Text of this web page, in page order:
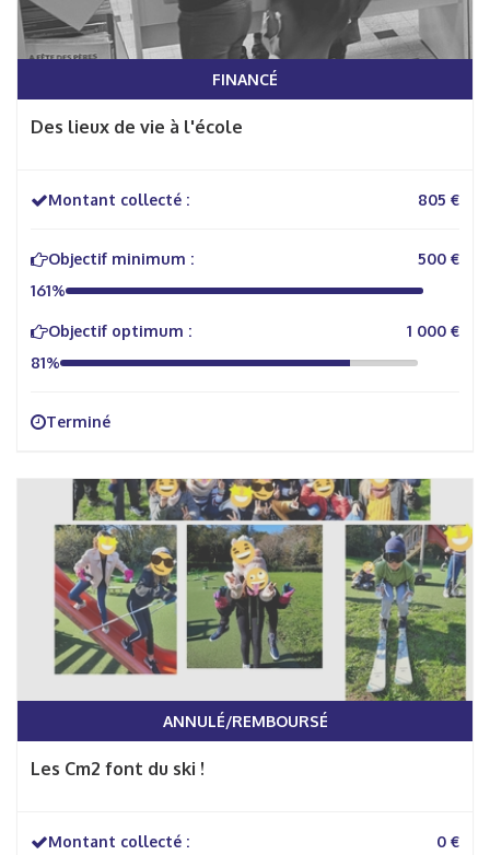
FINANCÉ
Des lieux de vie à l'école
Montant collecté : 805 €
Objectif minimum :
500 €
161%
Objectif optimum :
1 000 €
81%
Terminé
ANNULÉ/REMBOURSÉ
Les Cm2 font du ski !
Montant collecté : 0 €